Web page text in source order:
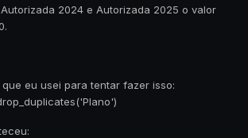
2024 e Autorizada 2025 o valor
eu usei para tentar fazer isso: